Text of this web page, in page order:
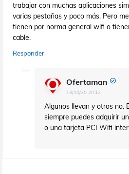
trabajar con muchas aplicaciones
varias pestañas y poco más. Pero
tienen por norma general wifi o
cable.
Responder
Ofertaman
13/10/20 20:12
Algunos llevan y otros no.
siempre puedes adquirir
o una tarjeta PCI Wifi